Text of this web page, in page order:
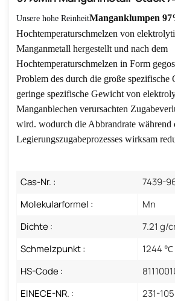
Unsere hohe ReinheitManganklumpen
Hochtemperaturschmelzen von
Manganmetall hergestellt und nach dem
Hochtemperaturschmelzen in Form
Problem des durch die große spezifische
geringe spezifische Gewicht von
Manganblechen verursachten
wird. wodurch die Abbrandrate während
Legierungszugabeprozesses wirksam
Cas-Nr. :
7439-
Molekularformel :
Mn
Dichte :
7.21 g/
Schmelzpunkt :
1244 ℃
HS-Code :
EINECE-NR. :
231-